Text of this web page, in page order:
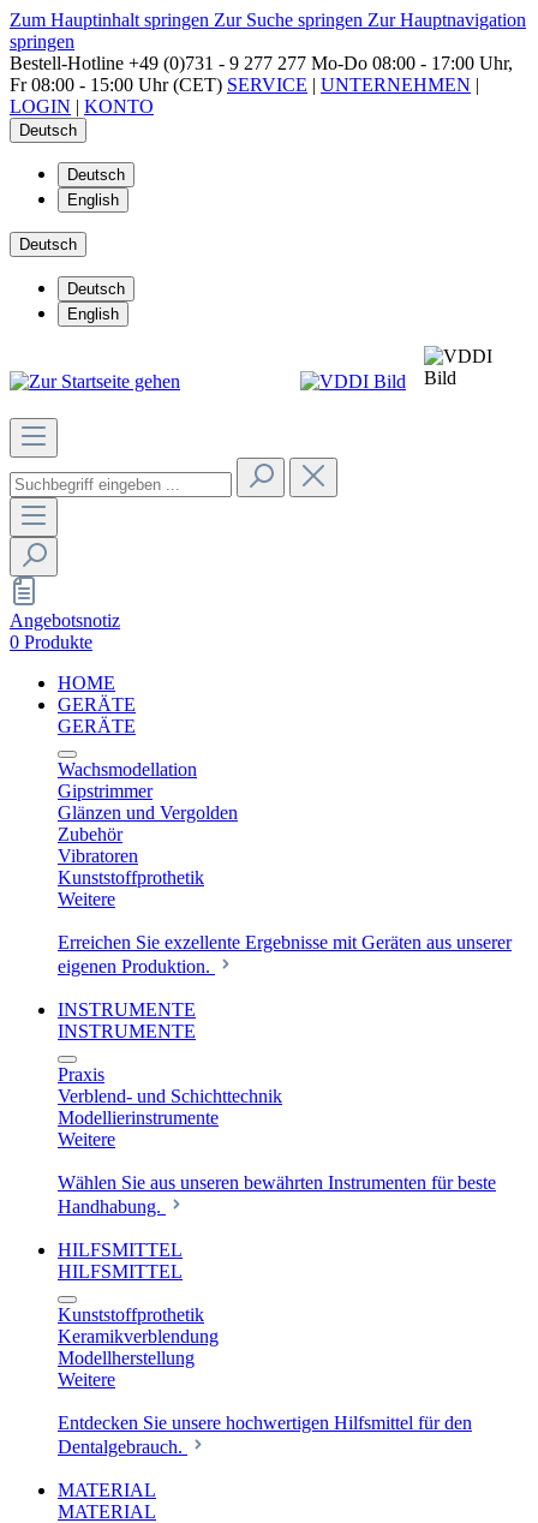
Zum Hauptinhalt springen Zur Suche springen Zur Hauptnavigation
springen
Bestell-Hotline +49 (0)731 - 9 277 277 Mo-Do 08:00 - 17:00 Uhr,
Fr 08:00 - 15:00 Uhr (CET) SERVICE | UNTERNEHMEN |
LOGIN | KONTO
Deutsch
Deutsch
English
Deutsch
Deutsch
English
Angebotsnotiz
0 Produkte
HOME
GERÄTE
GERÄTE
Wachsmodellation
Gipstrimmer
Glänzen und Vergolden
Zubehör
Vibratoren
Kunststoffprothetik
Weitere
Erreichen Sie exzellente Ergebnisse mit Geräten aus unserer
eigenen Produktion.
INSTRUMENTE
INSTRUMENTE
Praxis
Verblend- und Schichttechnik
Modellierinstrumente
Weitere
Wählen Sie aus unseren bewährten Instrumenten für beste
Handhabung.
HILFSMITTEL
HILFSMITTEL
Kunststoffprothetik
Keramikverblendung
Modellherstellung
Weitere
Entdecken Sie unsere hochwertigen Hilfsmittel für den
Dentalgebrauch.
MATERIAL
MATERIAL